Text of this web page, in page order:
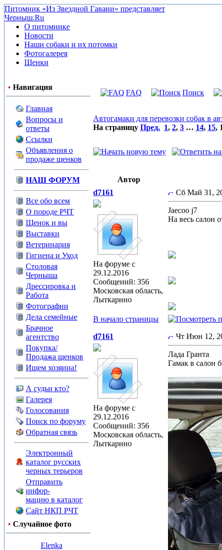
Питомник «Из Звездной Гавани» представляет
Черныш.Ru
О питомнике
Новости
Наши собаки и их потомки
Фотогалерея
Щенки
• Навигация
Главная
Вопросы и
ответы
Ссылки
Объявления о
продаже щенков
НАШ ФОРУМ
Все обо всем
О породе РЧТ
Щенок и вы
Выставки
Ветеринария
Гигиена и Уход
Столовая
Черныша
Дрессировка и
Работа
Фотографии
Дела семейные
Брачное
агентство
Покупка/
Продажа щенков
Ищем хозяина!
А судьи кто?
Галерея
Голосования
Поиск по форуму
Обратная связь
Электронный
каталог русских
черных терьеров
Отправить
инфор-
мацию в каталог
Сайт НКП РЧТ
• Случайное фото
Elenka
FAQ Поиск
Автогамаки для перевозки собак в
На страницу Пред. 1, 2, 3 … 14, 15,
Автор
d7161
На форуме с
29.12.2016
Сообщений: 356
Московская область,
Лыткарино
Сб Май 31,
Jaecoo j7
На весь салон
В начало страницы
d7161
На форуме с
29.12.2016
Сообщений: 356
Московская область,
Лыткарино
Чт Июн 12,
Лада Гранта
Гамак в салон